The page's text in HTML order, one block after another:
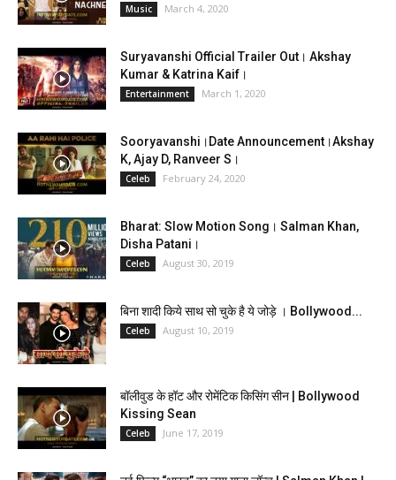
Music March 4, 2020
Suryavanshi Official Trailer Out। Akshay
Kumar & Katrina Kaif।
Entertainment March 1, 2020
Sooryavanshi।Date Announcement।Akshay
K, Ajay D, Ranveer S।
Celeb February 24, 2020
Bharat: Slow Motion Song। Salman Khan,
Disha Patani।
Celeb August 30, 2019
बिना शादी किये साथ सो चुके है ये जोड़े । Bollywood...
Celeb August 10, 2019
बॉलीवुड के हॉट और रोमेंटिक किसिंग सीन | Bollywood
Kissing Sean
Celeb June 17, 2019